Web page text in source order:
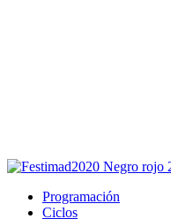
Programación
Ciclos